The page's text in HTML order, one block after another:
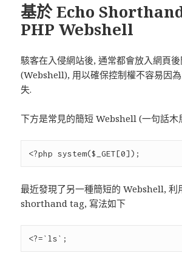
基於 Echo
PHP Webshell
駭客在入侵網站後, 通常都會放入網頁
(Webshell), 用以確保控制權不容易因
失.
下方是常見的簡短 Webshell (一句話木
最近發現了另一種簡短的 Webshell, 利
shorthand tag, 寫法如下